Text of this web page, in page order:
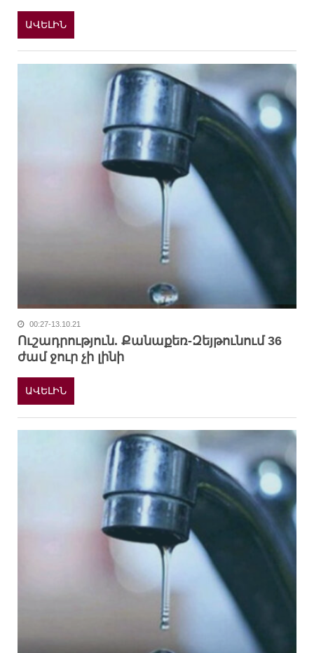
ԱՎԵԼԻՆ
00:27-13.10.21
Ուշադրություն. Քանաքեռ-Զեյթունում 36
ժամ ջուր չի լինի
ԱՎԵԼԻՆ